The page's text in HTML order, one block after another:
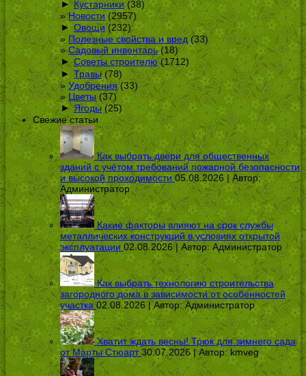
► Кустарники (38)
Новости (2957)
► Овощи(232)
Полезные свойства и вред(33)
Садовый инвентарь(18)
► Советы строителю(1712)
► Травы(78)
Удобрения(33)
Цветы(37)
► Ягоды(25)
Свежие статьи
Как выбрать двери для общественных
зданий с учётом требований пожарной безопасности
и высокой проходимости 05.08.2026 | Автор:
Администратор
Какие факторы влияют на срок службы
металлических конструкций в условиях открытой
эксплуатации 02.08.2026 | Автор: Администратор
Как выбрать технологию строительства
загородного дома в зависимости от особенностей
участка 02.08.2026 | Автор:Администратор
Хватит ждать весны! Трюк для зимнего сада
от Марты Стюарт 30.07.2026 | Автор:kmveg